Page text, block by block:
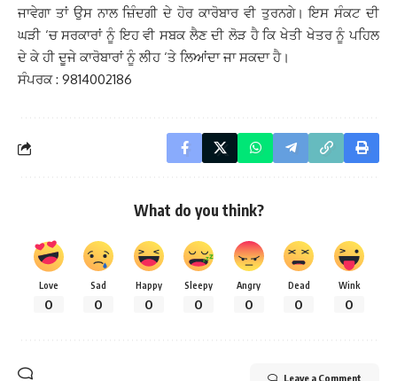
ਜਾਵੇਗਾ ਤਾਂ ਉਸ ਨਾਲ ਜ਼ਿੰਦਗੀ ਦੇ ਹੋਰ ਕਾਰੋਬਾਰ ਵੀ ਤੁਰਨਗੇ। ਇਸ ਸੰਕਟ ਦੀ
ਘੜੀ ‘ਚ ਸਰਕਾਰਾਂ ਨੂੰ ਇਹ ਵੀ ਸਬਕ ਲੈਣ ਦੀ ਲੋੜ ਹੈ ਕਿ ਖੇਤੀ ਖੇਤਰ ਨੂੰ ਪਹਿਲ
ਦੇ ਕੇ ਹੀ ਦੂਜੇ ਕਾਰੋਬਾਰਾਂ ਨੂੰ ਲੀਹ ‘ਤੇ ਲਿਆਂਦਾ ਜਾ ਸਕਦਾ ਹੈ।
ਸੰਪਰਕ : 9814002186
What do you think?
Love
0
Sad
0
Happy
0
Sleepy
0
Angry
0
Dead
0
Wink
0
Leave a Comment